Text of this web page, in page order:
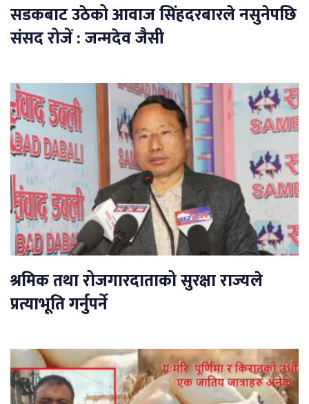
सडकबाट उठेको आवाज सिंहदरबारले नसुनेपछि
संसद रोजें : जन्मदेव जैसी
श्रमिक तथा रोजगारदाताको सुरक्षा राज्यले
प्रत्याभूति गर्नुपर्ने